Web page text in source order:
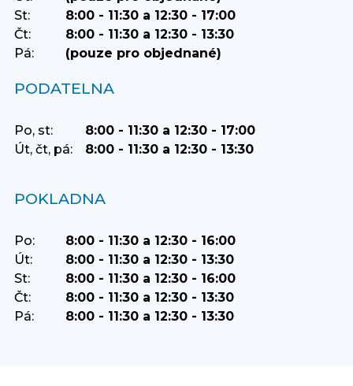
St:
8:00 - 11:30 a 12:30 - 17:00
Čt:
8:00 - 11:30 a 12:30 - 13:30
Pá:
(pouze pro objednané)
PODATELNA
Po, st:
8:00 - 11:30 a 12:30 - 17:00
Út, čt, pá:
8:00 - 11:30 a 12:30 - 13:30
POKLADNA
Po:
8:00 - 11:30 a 12:30 - 16:00
Út:
8:00 - 11:30 a 12:30 - 13:30
St:
8:00 - 11:30 a 12:30 - 16:00
Čt:
8:00 - 11:30 a 12:30 - 13:30
Pá:
8:00 - 11:30 a 12:30 - 13:30